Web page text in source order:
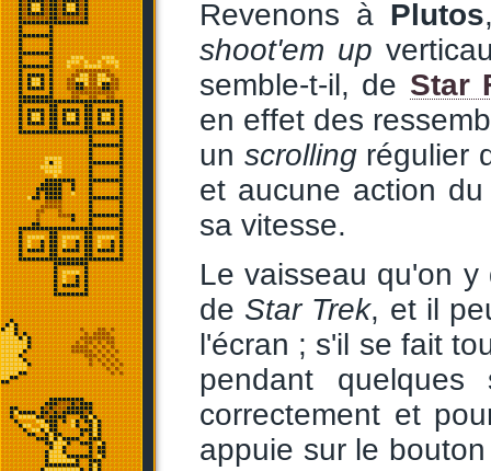
Revenons à Plutos
shoot'em up
semble-t-il, de Star
en effet des
un scrollingrégulier
et aucune action
sa vitesse.
Le vaisseau qu'on
de Star Trek, et il
l'écran ; s'il se fait
pendant
correctement et
appuie sur le